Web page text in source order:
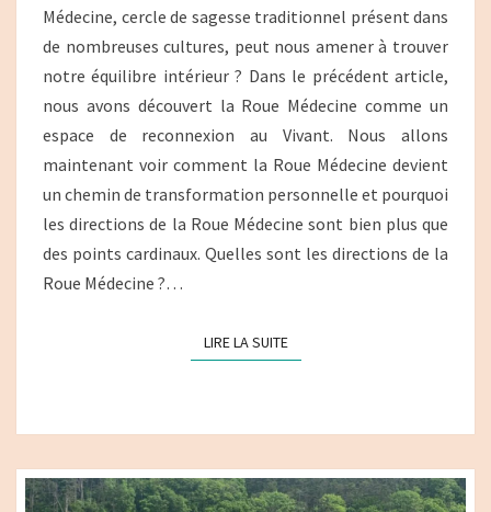
RETROUVER
SON
ÉQUILIBRE
INTÉRIEUR
Médecine, cercle de sagesse traditionnel présent dans
de nombreuses cultures, peut nous amener à trouver
notre équilibre intérieur ? Dans le précédent article,
nous avons découvert la Roue Médecine comme un
espace de reconnexion au Vivant. Nous allons
maintenant voir comment la Roue Médecine devient
un chemin de transformation personnelle et pourquoi
les directions de la Roue Médecine sont bien plus que
des points cardinaux. Quelles sont les directions de la
Roue Médecine ?…
LIRE LA SUITELIRE LA SUITE